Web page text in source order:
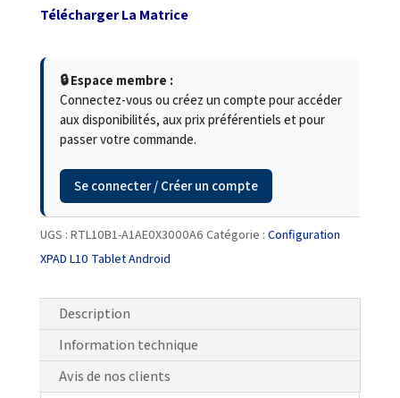
Télécharger La Matrice
🔒 Espace membre :
Connectez-vous ou créez un compte pour accéder
aux disponibilités, aux prix préférentiels et pour
passer votre commande.
Se connecter / Créer un compte
UGS : RTL10B1-A1AE0X3000A6 Catégorie : Configuration
XPAD L10 Tablet Android
Description
Information technique
Avis de nos clients